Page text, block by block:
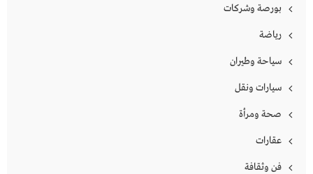
بورصة وشركات
رياضة
سياحة وطيران
سيارات ونقل
صحة ومرأة
عقارات
فن وثقافة